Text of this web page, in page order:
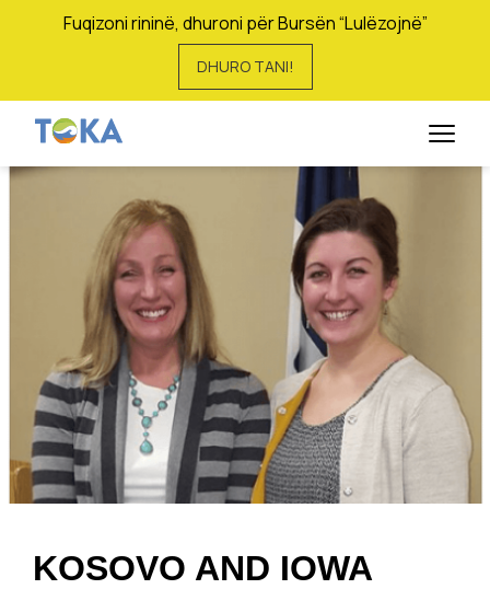
Fuqizoni rininë, dhuroni për Bursën “Lulëzojnë”
DHURO TANI!
KOSOVO AND IOWA